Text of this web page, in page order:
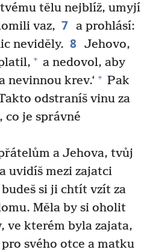
tělu nejblíž, umyjí
vaz, 7 a prohlásí:
neviděly. 8 Jehovo,
+ a nedovol, aby
nevinnou krev.‘ + Pak
odstraníš vinu za
co je správné
a Jehova, tvůj
a uvidíš mezi zajatci
si ji chtít vzít za
Měla by si oholit
ve kterém byla zajata,
svého otce a matku